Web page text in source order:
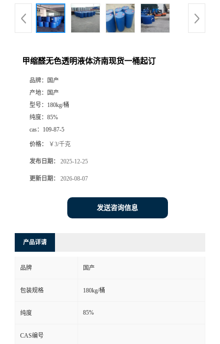
甲缩醛无色透明液体济南现货一桶起订
品牌：
国产
产地：
国产
型号： 180kg/桶
纯度： 85%
cas： 109-87-5
价格： ￥3/千克
发布日期： 2025-12-25
更新日期： 2026-08-07
发送咨询信息
产品详请
品牌 国产
包装规格 180kg/桶
纯度 85%
CAS编号